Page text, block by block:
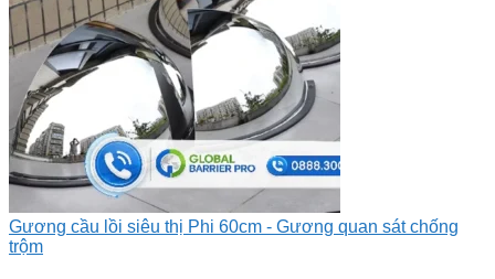
Gương cầu lồi siêu thị Phi 60cm - Gương quan sát chống
trộm